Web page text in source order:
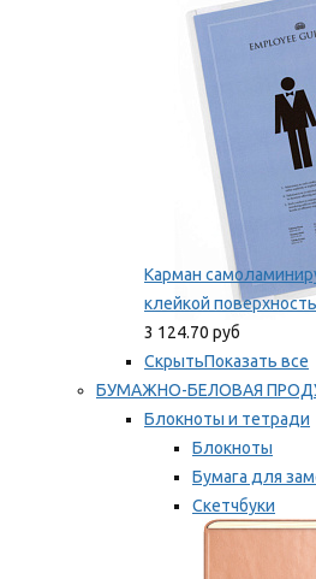
Мы рекомендуем
Карман
клейкой
3 124.70 руб
СкрытьПоказать все
БУМАЖНО-БЕЛОВАЯ
Блокноты и тетради
Блокноты
Бумага для
Скетчбуки
Тетради